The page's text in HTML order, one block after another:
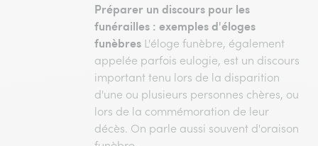
Préparer un discours pour les
funérailles : exemples d'éloges
funèbres L'éloge funèbre, également
appelée parfois eulogie, est un discours
important tenu lors de la disparition
d'une ou plusieurs personnes chères, ou
lors de la commémoration de leur
décès. On parle aussi souvent d'oraison